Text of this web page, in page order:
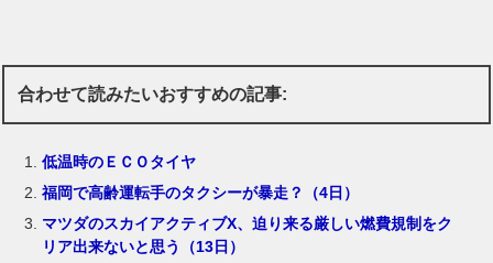
合わせて読みたいおすすめの記事:
低温時のＥＣＯタイヤ
福岡で高齢運転手のタクシーが暴走？（4日）
マツダのスカイアクティブX、迫り来る厳しい燃費規制をク
リア出来ないと思う（13日）